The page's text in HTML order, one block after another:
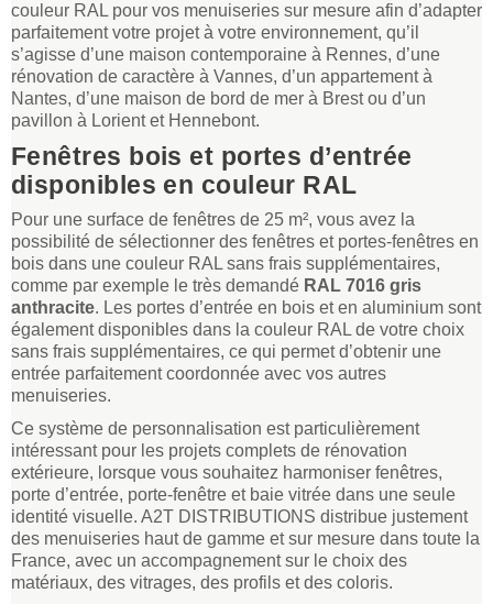
couleur RAL pour vos menuiseries sur mesure afin d’adapter
parfaitement votre projet à votre environnement, qu’il
s’agisse d’une maison contemporaine à Rennes, d’une
rénovation de caractère à Vannes, d’un appartement à
Nantes, d’une maison de bord de mer à Brest ou d’un
pavillon à Lorient et Hennebont.
Fenêtres bois et portes d’entrée
disponibles en couleur RAL
Pour une surface de fenêtres de 25 m², vous avez la
possibilité de sélectionner des fenêtres et portes-fenêtres en
bois dans une couleur RAL sans frais supplémentaires,
comme par exemple le très demandé RAL 7016 gris
anthracite. Les portes d’entrée en bois et en aluminium sont
également disponibles dans la couleur RAL de votre choix
sans frais supplémentaires, ce qui permet d’obtenir une
entrée parfaitement coordonnée avec vos autres
menuiseries.
Ce système de personnalisation est particulièrement
intéressant pour les projets complets de rénovation
extérieure, lorsque vous souhaitez harmoniser fenêtres,
porte d’entrée, porte-fenêtre et baie vitrée dans une seule
identité visuelle. A2T DISTRIBUTIONS distribue justement
des menuiseries haut de gamme et sur mesure dans toute la
France, avec un accompagnement sur le choix des
matériaux, des vitrages, des profils et des coloris.